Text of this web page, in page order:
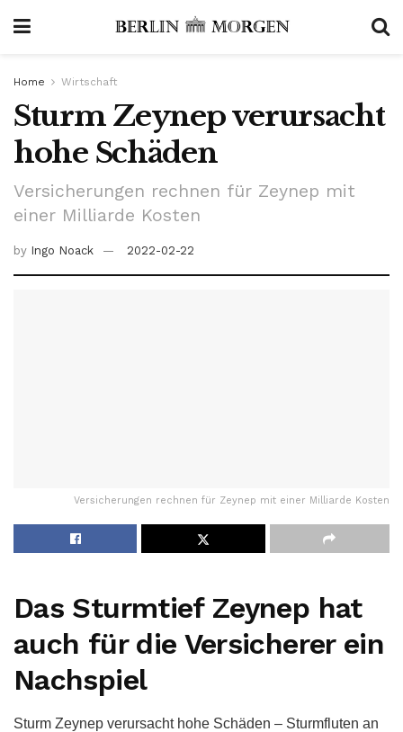
Home Wirtschaft
Sturm Zeynep verursacht
hohe Schäden
Versicherungen rechnen für Zeynep mit
einer Milliarde Kosten
by Ingo Noack 2022-02-22
Versicherungen rechnen für Zeynep mit einer Milliarde Kosten
Das Sturmtief Zeynep hat
auch für die Versicherer ein
Nachspiel
Sturm Zeynep verursacht hohe Schäden – Sturmfluten an